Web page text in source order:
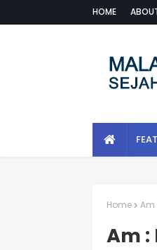
HOME
Home Am
Am :